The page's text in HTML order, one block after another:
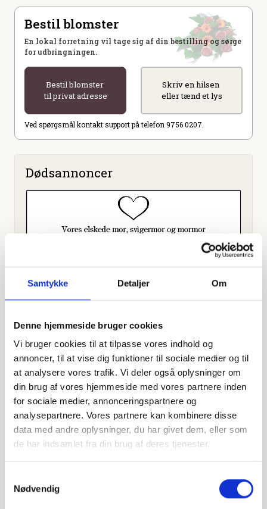
Samtykke Detaljer Om
Denne hjemmeside bruger cookies
Vi bruger cookies til at tilpasse vores indhold og
annoncer, til at vise dig funktioner til sociale medier og til
at analysere vores trafik. Vi deler også oplysninger om
din brug af vores hjemmeside med vores partnere inden
for sociale medier, annonceringspartnere og
analysepartnere. Vores partnere kan kombinere disse
data med andre oplysninger, du har givet dem, eller som
de har indsamlet fra din brug af deres tjenester.
Nødvendig
Bestil blomster
En lokal forretning vil tage sig af din bestilling og sørge
for udbringningen.
Bestil blomster
til privat adresse
Skriv en hilsen
eller tænd et lys
Ved spørgsmål kontakt support på telefon 9756 0207.
Dødsannoncer
Offentligtgjort i Midtjyllands Avis d. 5. december 2023
Højtideligheden
Tirsdag d. 12. december 2023 kl. 11.00
Alderslyst Kirke
Tulipanvej 13, 8600 Silkeborg
+
−